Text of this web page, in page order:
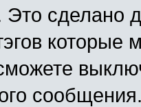
Это сделано